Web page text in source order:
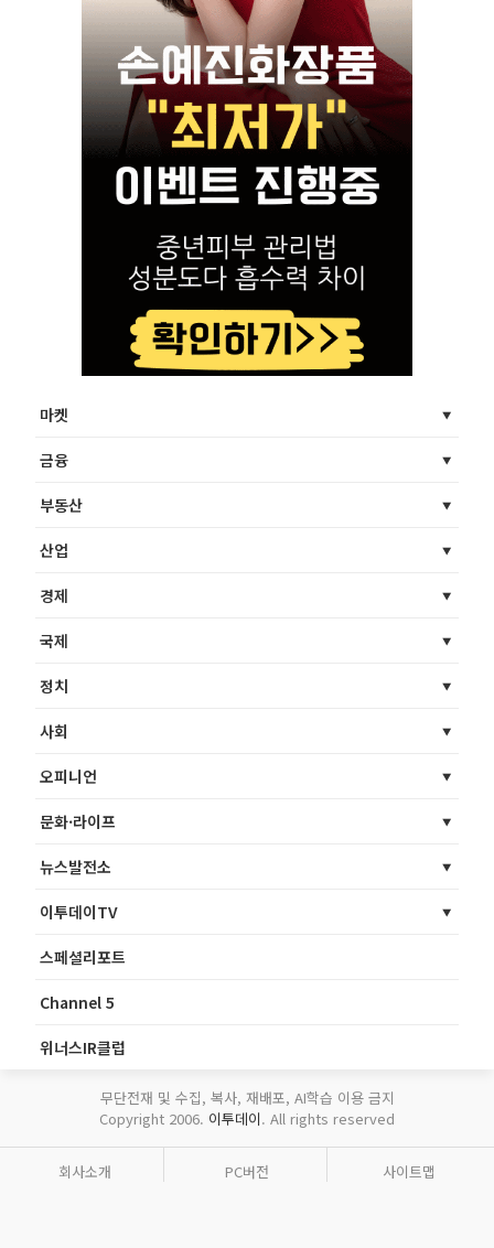
마켓
금융
부동산
산업
경제
국제
정치
사회
오피니언
문화·라이프
뉴스발전소
이투데이TV
스페셜리포트
Channel 5
위너스IR클럽
무단전재 및 수집, 복사, 재배포, AI학습 이용 금지
Copyright 2006. 이투데이. All rights reserved
회사소개 PC버전 사이트맵